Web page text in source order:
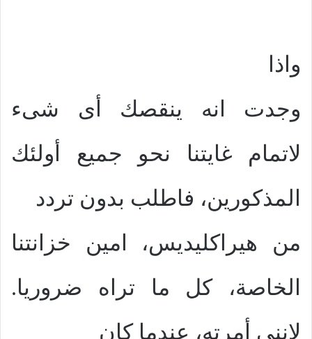
واذا
وجدت انه ينقصك أى شىء
لاتمام غايتنا نحو جميع أولئك
المذكورين، فاطلب بدون تردد
من هيراكليديس، امين خزانتنا
الخاصة، كل ما تراه ضروريا.
لاننى أمرته، عندما كان